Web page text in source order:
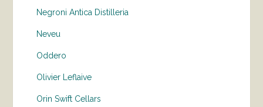
Negroni Antica Distilleria
Neveu
Oddero
Olivier Leflaive
Orin Swift Cellars